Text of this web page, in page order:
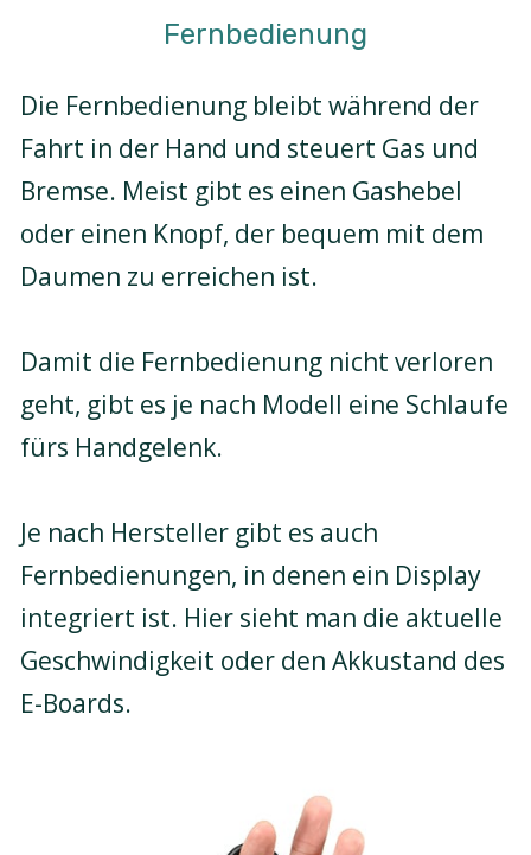
Fernbedienung
Die Fernbedienung bleibt während der
Fahrt in der Hand und steuert Gas und
Bremse. Meist gibt es einen Gashebel
oder einen Knopf, der bequem mit dem
Daumen zu erreichen ist.
Damit die Fernbedienung nicht verloren
geht, gibt es je nach Modell eine Schlaufe
fürs Handgelenk.
Je nach Hersteller gibt es auch
Fernbedienungen, in denen ein Display
integriert ist. Hier sieht man die aktuelle
Geschwindigkeit oder den Akkustand des
E-Boards.